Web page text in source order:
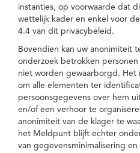
instanties, op voorwaarde dat
wettelijk kader en enkel voor
4.4 van dit privacybeleid.
Bovendien kan uw anonimiteit
onderzoek betrokken
niet worden gewaarborgd. Het
om alle elementen ter
persoonsgegevens over hem
en/of een verhoor te
anonimiteit van de klager te
het Meldpunt blijft echter
van gegevensminimalisering